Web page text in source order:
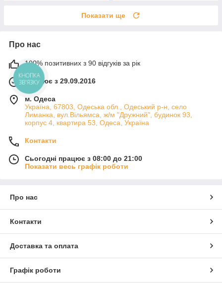
Показати ще
Про нас
100% позитивних з 90 відгуків за рік
Працює з 29.09.2016
м. Одеса
Україна, 67803, Одеська обл., Одеський р-н, село
Лиманка, вул.Вільямса, ж/м "Дружний", будинок 93,
корпус 4, квартира 53, Одеса, Україна
Контакти
Сьогодні працює з 08:00 до 21:00
Показати весь графік роботи
Про нас
Контакти
Доставка та оплата
Графік роботи